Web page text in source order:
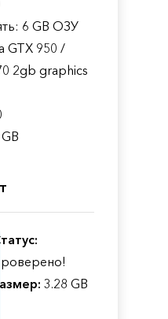
6 GB ОЗУ
GTX 950 /
2gb graphics
Статус:
Проверено!
Размер: 3.28 GB